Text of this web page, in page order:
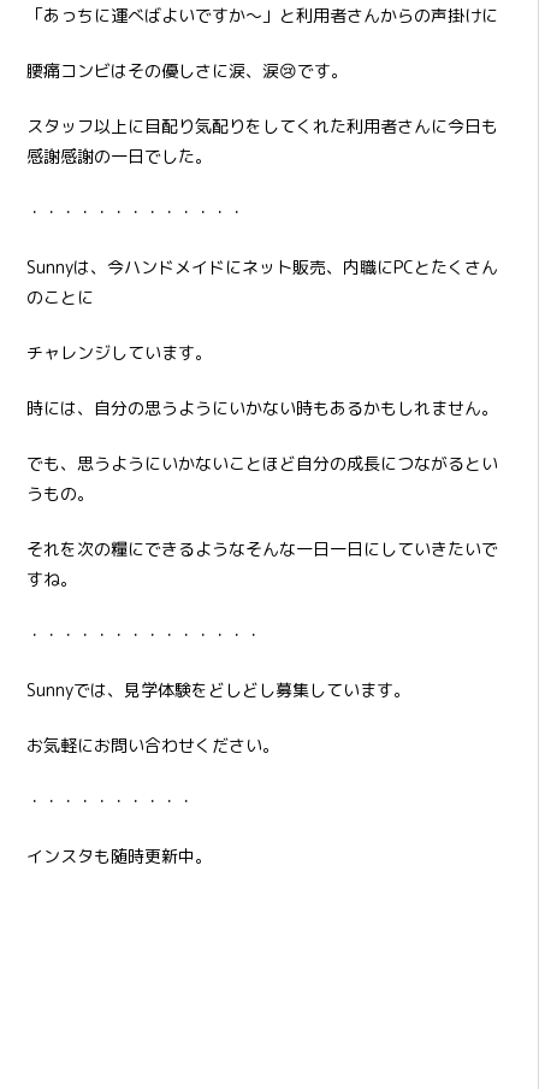
「あっちに運べばよいですか～」と利用者さんからの声掛けに
腰痛コンビはその優しさに涙、涙😢です。
スタッフ以上に目配り気配りをしてくれた利用者さんに今日も
感謝感謝の一日でした。
・・・・・・・・・・・・・
Sunnyは、今ハンドメイドにネット販売、内職にPCとたくさん
のことに
チャレンジしています。
時には、自分の思うようにいかない時もあるかもしれません。
でも、思うようにいかないことほど自分の成長につながるとい
うもの。
それを次の糧にできるようなそんな一日一日にしていきたいで
すね。
・・・・・・・・・・・・・・
Sunnyでは、見学体験をどしどし募集しています。
お気軽にお問い合わせください。
・・・・・・・・・・
インスタも随時更新中。